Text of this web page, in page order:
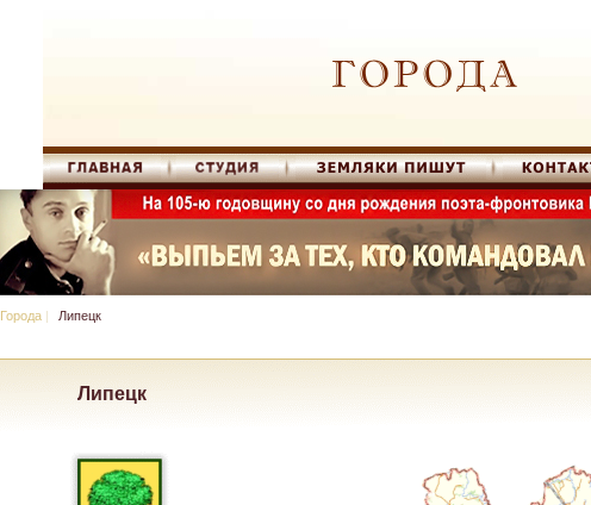
Города | Липецк
Липецк